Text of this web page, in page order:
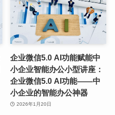
企业微信5.0 AI功能赋能中
小企业智能办公小型讲座：
企业微信5.0 AI功能——中
小企业的智能办公神器
2026年1月20日